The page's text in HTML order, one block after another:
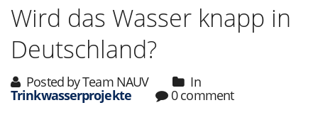
Wird das Wasser knapp in
Deutschland?
Posted by Team NAUV In
Trinkwasserprojekte 0 comment